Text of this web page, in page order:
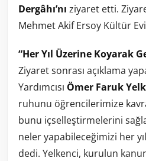
Dergâhı’nı ziyaret etti.
Mehmet Akif Ersoy Kültür
“Her Yıl Üzerine Koyarak
Ziyaret sonrası açıklama
Yardımcısı Ömer Faruk
ruhunu öğrencilerimize
bunu içselleştirmelerini
neler yapabileceğimizi her
dedi. Yelkenci, kurulun